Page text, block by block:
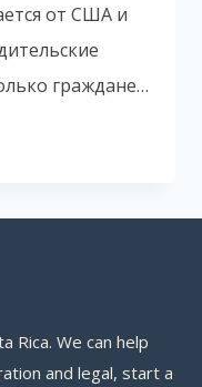
от США и
граждане…
Rica. We can help
and legal, start a